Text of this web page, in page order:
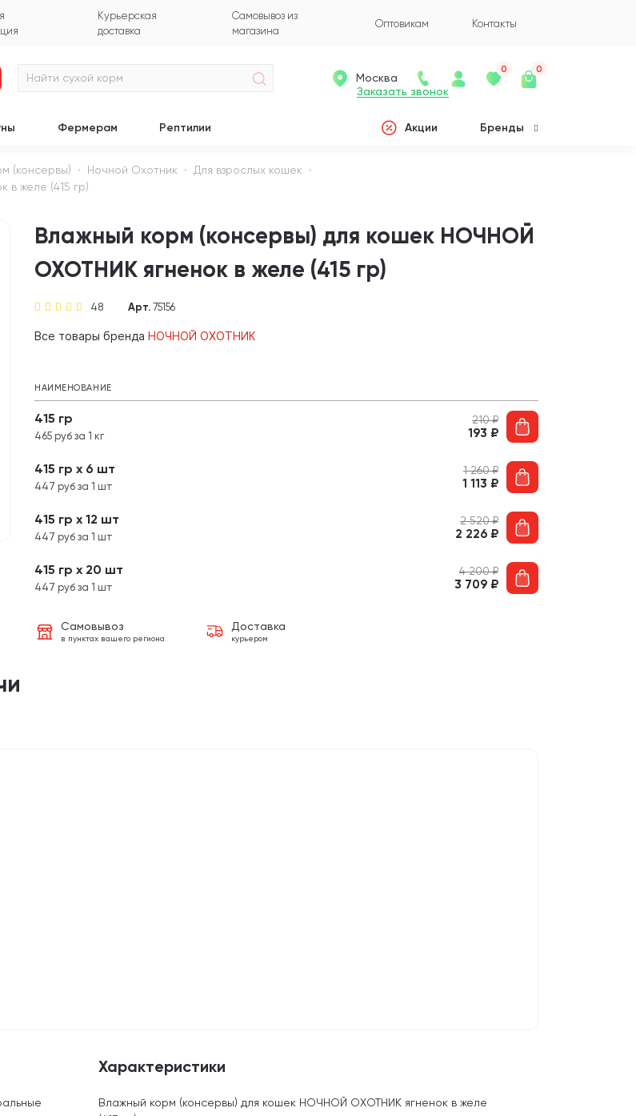
Курьерская
доставка
Самовывоз из
магазина
Оптовикам Контакты
Заказать звонок
Москва
0 0
Фермерам Рептилии Акции Бренды
(консервы) Ночной Охотник
Для взрослых кошек
в желе (415 гр)
Влажный корм (консервы) для кошек НОЧНОЙ
ОХОТНИК ягненок в желе (415 гр)
48 Арт. 75156
Все товары бренда НОЧНОЙ ОХОТНИК
НАИМЕНОВАНИЕ
415 гр
465 руб за 1 кг
210₽
193 ₽
415 гр х 6 шт
447 руб за 1 шт
1 260₽
1 113 ₽
415 гр х 12 шт
447 руб за 1 шт
2 520₽
2 226 ₽
415 гр х 20 шт
447 руб за 1 шт
4 200₽
3 709 ₽
Самовывоз
в пунктах вашего региона
Доставка
курьером
Характеристики
Влажный корм (консервы) для кошек НОЧНОЙ ОХОТНИК ягненок в желе